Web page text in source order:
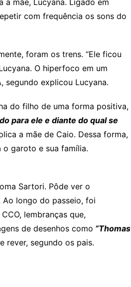
com frequência os sons do
foram os trens. “Ele ficou
O hiperfoco em um
segundo explicou Lucyana.
do filho de uma forma positiva,
para ele e diante do qual se
a mãe de Caio. Dessa forma,
garoto e sua família.
Sartori. Pôde ver o
Ao longo do passeio, foi
lembranças que,
de desenhos como “Thomas
rever, segundo os pais.